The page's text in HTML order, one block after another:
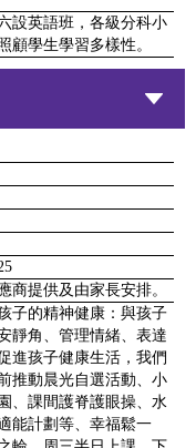
設英語班，各級分科小
顧學生學習多樣性。
商提供及由家長安排。
子的精神健康：與孩子
靜角、管理情緒、表達
進孩子健康生活，我們
推動晨光自選活動、小
、課間護脊護眼操、水
能計劃等、幸福鬆一